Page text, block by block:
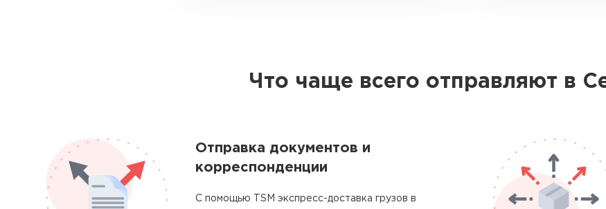
Что чаще всего отправляют в
Отправка документов и
корреспонденции
С помощью TSM экспресс-доставка грузов в